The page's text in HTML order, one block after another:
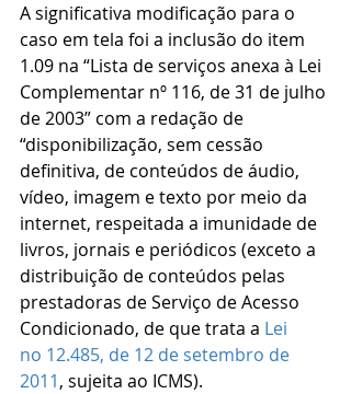
A significativa modificação para o
caso em tela foi a inclusão do item
1.09 na “Lista de serviços anexa à Lei
Complementar nº 116, de 31 de julho
de 2003” com a redação de
“disponibilização, sem cessão
definitiva, de conteúdos de áudio,
vídeo, imagem e texto por meio da
internet, respeitada a imunidade de
livros, jornais e periódicos (exceto a
distribuição de conteúdos pelas
prestadoras de Serviço de Acesso
Condicionado, de que trata a Lei
no 12.485, de 12 de setembro de
2011, sujeita ao ICMS).